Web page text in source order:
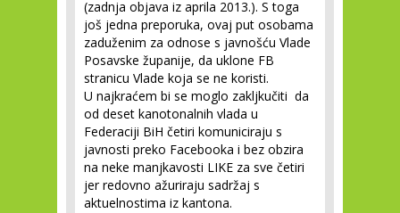
(zadnja objava iz aprila 2013.). S toga
još jedna preporuka, ovaj put osobama
zaduženim za odnose s javnošću Vlade
Posavske županije, da uklone FB
stranicu Vlade koja se ne koristi.
U najkraćem bi se moglo zakljkučiti da
od deset kanotonalnih vlada u
Federaciji BiH četiri komuniciraju s
javnosti preko Facebooka i bez obzira
na neke manjkavosti LIKE za sve četiri
jer redovno ažuriraju sadržaj s
aktuelnostima iz kantona.